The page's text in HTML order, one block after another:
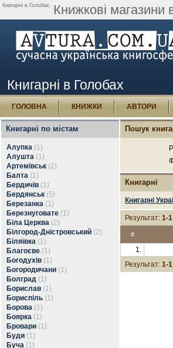
Книгарні в Голобах. Книжкові магазини
Книгарні в Голобах
ГОЛОВНА КНИЖКИ АВТОРИ
Книгарні по містам
Алупка (1)
Алушта (1)
Артемівськ (2)
Балта (1)
Бердичів (1)
Бердянськ (5)
Березанка (1)
Березнуговате (1)
Біла Церква (2)
Білгород-Дністровський (2)
Біляївка (1)
Благоєве (1)
Богодухів (1)
Богородичани (1)
Болград (1)
Борислав (1)
Бориспіль (1)
Борова (1)
Боярка (1)
Бровари (1)
Буди (1)
Буча (1)
Пошук
Книгарні
Книгарні
Результат: 1-1
#
1.
Результат: 1-1